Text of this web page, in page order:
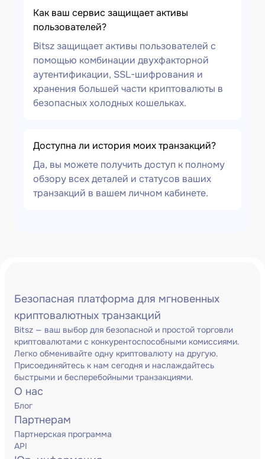
Как ваш сервис защищает активы
пользователей?
Bitsz защищает активы пользователей с
помощью комбинации двухфакторной
аутентификации, SSL-шифрования и
хранения большей части криптовалюты в
безопасных холодных кошельках.
Доступна ли история моих транзакций?
Да, вы можете получить доступ к полному
обзору всех деталей и статусов ваших
транзакций в вашем личном кабинете.
Безопасная платформа для мгновенных
криптовалютных транзакций
Bitsz — ваш выбор для безопасной и простой торговли
криптовалютами с конкурентоспособными комиссиями.
Легко обменивайте одну криптовалюту на другую.
Присоединяйтесь к нам сегодня и наслаждайтесь
быстрыми и бесперебойными транзакциями.
О нас
Блог
Партнерам
Партнерская программа
API